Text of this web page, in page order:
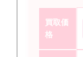
買取価
格